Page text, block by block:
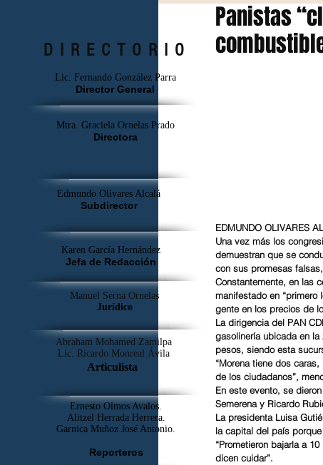
Panistas
EDMUNDO
Una vez más los
demuestran que se
con sus promesas
Constantemente, en las
manifestado en
gente en los precios de
La dirigencia del PAN
gasolinería ubicada en
pesos, siendo esta
“Morena tiene dos
de los ciudadanos”,
En este evento, se
Semerena y Ricardo
La presidenta Luisa
la capital del país
“Prometieron bajarla a
dicen cuidar”.
DIRECTORIO
Lic. Fernando González Parra
Director General
Mtra. Graciela Ornelas Prado
Directora
Edmundo Olivares Alcalá
Subdirector
Karen García Hernández
Jefa de Redacción
Manuel Serna Ornelas
Jurídico
Abraham Mohamed Zamilpa
Lic. Ricardo Monreal Ávila
Articulista
Ernesto Olmos Avalos.
Alitzel Herrada Herrera.
Garnica Muñoz José Antonio.
Reporteros